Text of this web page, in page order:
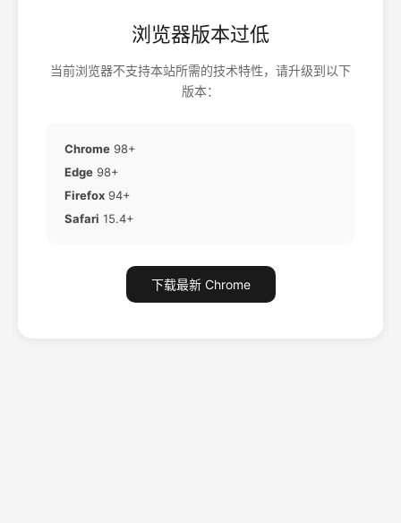
浏览器版本过低
当前浏览器不支持本站所需的技术特性，请升级到以下
版本：
Chrome 98+
Edge 98+
Firefox 94+
Safari 15.4+
下载最新 Chrome